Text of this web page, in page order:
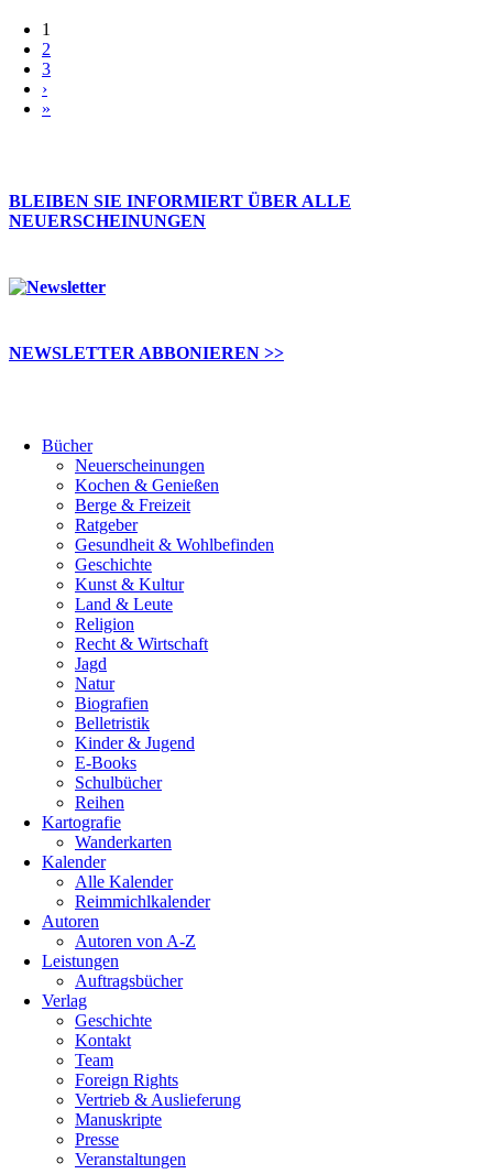
Seiten
1
2
3
›
»
BLEIBEN SIE INFORMIERT ÜBER ALLE
NEUERSCHEINUNGEN
NEWSLETTER ABBONIEREN >>
Bücher
Neuerscheinungen
Kochen & Genießen
Berge & Freizeit
Ratgeber
Gesundheit & Wohlbefinden
Geschichte
Kunst & Kultur
Land & Leute
Religion
Recht & Wirtschaft
Jagd
Natur
Biografien
Belletristik
Kinder & Jugend
E-Books
Schulbücher
Reihen
Kartografie
Wanderkarten
Kalender
Alle Kalender
Reimmichlkalender
Autoren
Autoren von A-Z
Leistungen
Auftragsbücher
Verlag
Geschichte
Kontakt
Team
Foreign Rights
Vertrieb & Auslieferung
Manuskripte
Presse
Veranstaltungen